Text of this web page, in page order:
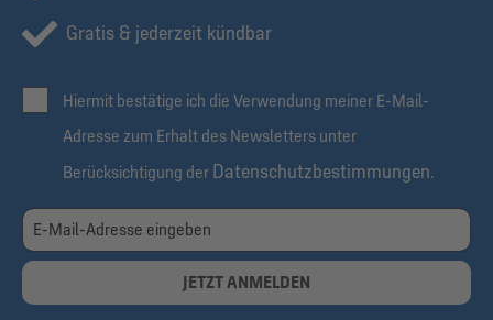
Gratis & jederzeit kündbar
Hiermit bestätige ich die Verwendung meiner E-Mail-
Adresse zum Erhalt des Newsletters unter
Berücksichtigung der Datenschutzbestimmungen.
JETZT ANMELDEN